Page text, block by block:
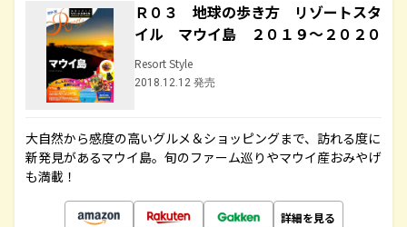
Ｒ０３ 地球の歩き方 リゾートスタ
イル マウイ島 ２０１９～２０２０
Resort Style
2018.12.12 発売
大自然から感度の高いグルメ＆ショッピングまで、訪れる度に
新発見があるマウイ島。旬のファーム巡りやマウイ産おみやげ
も満載！
詳細を見る